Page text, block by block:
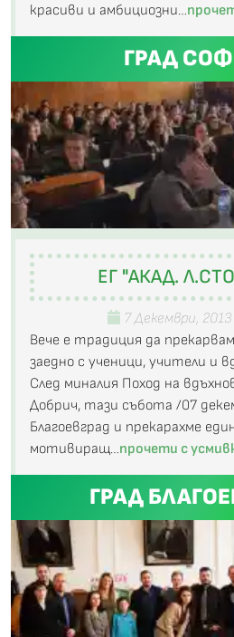
красиви и амбициозни…
ГРАД
ЕГ "АКАД.
7 Декември, 2013
Вече е традиция да
заедно с ученици, учители и
След миналия Поход на
Добрич, тази събота /07
Благоевград и прекарахме
мотивиращ…прочети с
ГРАД